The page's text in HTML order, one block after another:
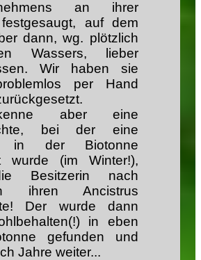
an ihrer
auf dem
dann, wg. plötzlich
Wassers, lieber
Wir haben sie
per Hand
aber eine
bei der eine
in der Biotonne
wurde (im Winter!),
Besitzerin nach
ihren Ancistrus
Der wurde dann
in eben
gefunden und
Jahre weiter...